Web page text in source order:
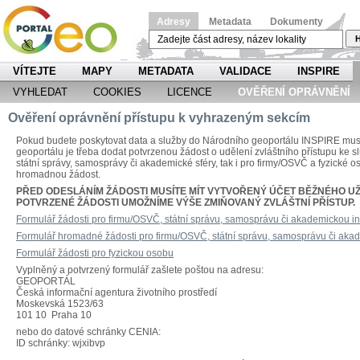
Adresy Metadata Dokumenty
VÍTEJTE MAPY METADATA VALIDACE
INSPIRE
VYHLEDAT
COOKIES LICENCE OVĚŘENÍ OPRÁVNĚNÍ
Ověření oprávnění přístupu k vyhrazeným sekcím
Pokud budete poskytovat data a služby do Národního geoportálu INSPIRE
geoportálu je třeba dodat potvrzenou žádost o udělení zvláštního přístupu ke
státní správy, samosprávy či akademické sféry, tak i pro firmy/OSVČ a fyzické
hromadnou žádost.
PŘED ODESLÁNÍM ŽÁDOSTI MUSÍTE MÍT VYTVOŘENÝ ÚČET BĚŽNÉHO
POTVRZENÉ ŽÁDOSTI UMOŽNÍME VÝŠE ZMIŇOVANÝ ZVLÁŠTNÍ PŘÍSTUP.
Formulář žádosti pro firmu/OSVČ, státní správu, samosprávu či akademickou
Formulář hromadné žádosti pro firmu/OSVČ, státní správu, samosprávu či
Formulář žádosti pro fyzickou osobu
Vyplněný a potvrzený formulář zašlete poštou na adresu:
GEOPORTÁL
Česká informační agentura životního prostředí
Moskevská 1523/63
101 10 Praha 10
nebo do datové schránky CENIA:
ID schránky: wjxibvp